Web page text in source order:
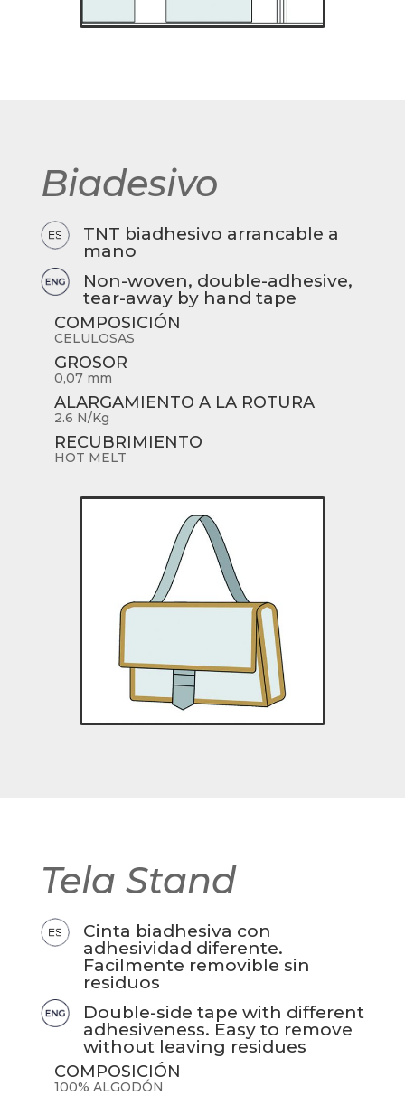
Biadesivo
TNT biadhesivo arrancable a
mano
Non-woven, double-adhesive,
tear-away by hand tape
COMPOSICIÓN
CELULOSAS
GROSOR
0,07 mm
ALARGAMIENTO A LA ROTURA
2.6 N/Kg
RECUBRIMIENTO
HOT MELT
Tela Stand
Cinta biadhesiva con
adhesividad diferente.
Facilmente removible sin
residuos
Double-side tape with different
adhesiveness. Easy to remove
without leaving residues
COMPOSICIÓN
100% ALGODÓN